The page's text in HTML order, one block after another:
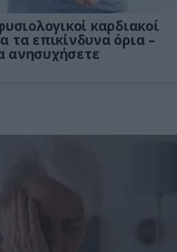
καρδιακοί
τα επικίνδυνα όρια –
ανησυχήσετε